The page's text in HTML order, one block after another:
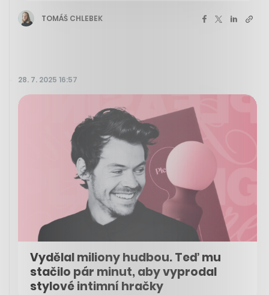
TOMÁŠ CHLEBEK
28. 7. 2025 16:57
Vydělal miliony hudbou. Teď mu
stačilo pár minut, aby vyprodal
stylové intimní hračky